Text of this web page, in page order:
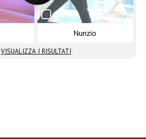
Nunzio
VISUALIZZA I RISULTATI